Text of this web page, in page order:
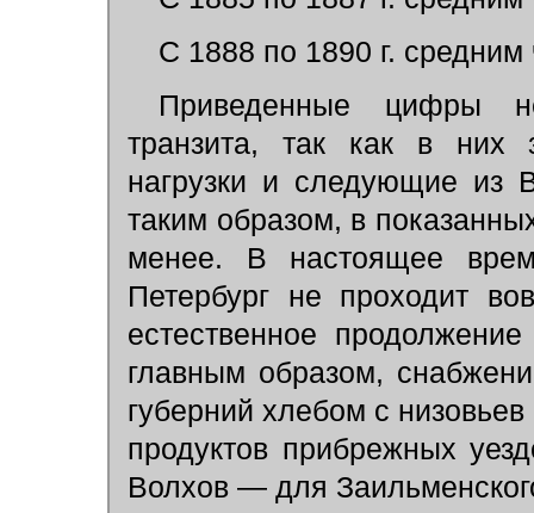
С 1888 по 1890 г.
Приведенные цифры
транзита, так как в них
нагрузки и следующие из
таким образом, в
менее. В настоящее
Петербург не проходит
естественное
главным образом,
губерний хлебом с
продуктов прибрежных
Волхов — для